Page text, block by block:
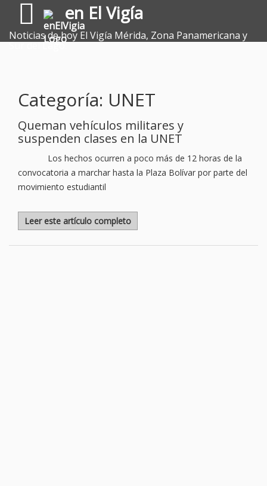
en El Vigía
Noticias de hoy El Vigía Mérida, Zona Panamericana y
Sur del Lago.
Categoría: UNET
Queman vehículos militares y
suspenden clases en la UNET
Los hechos ocurren a poco más de 12 horas de la
convocatoria a marchar hasta la Plaza Bolívar por parte del
movimiento estudiantil
Leer este artículo completo